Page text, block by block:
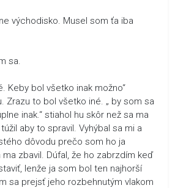
východisko. Musel som ťa iba
sa.
Keby bol všetko inak možno“
Zrazu to bol všetko iné. „ by som sa
inak.“ stiahol hu skôr než sa ma
aby to spravil. Vyhýbal sa mi a
dôvodu prečo som ho ja
zbavil. Dúfal, že ho zabrzdím keď
lenže ja som bol ten najhorší
sa prejsť jeho rozbehnutým vlakom